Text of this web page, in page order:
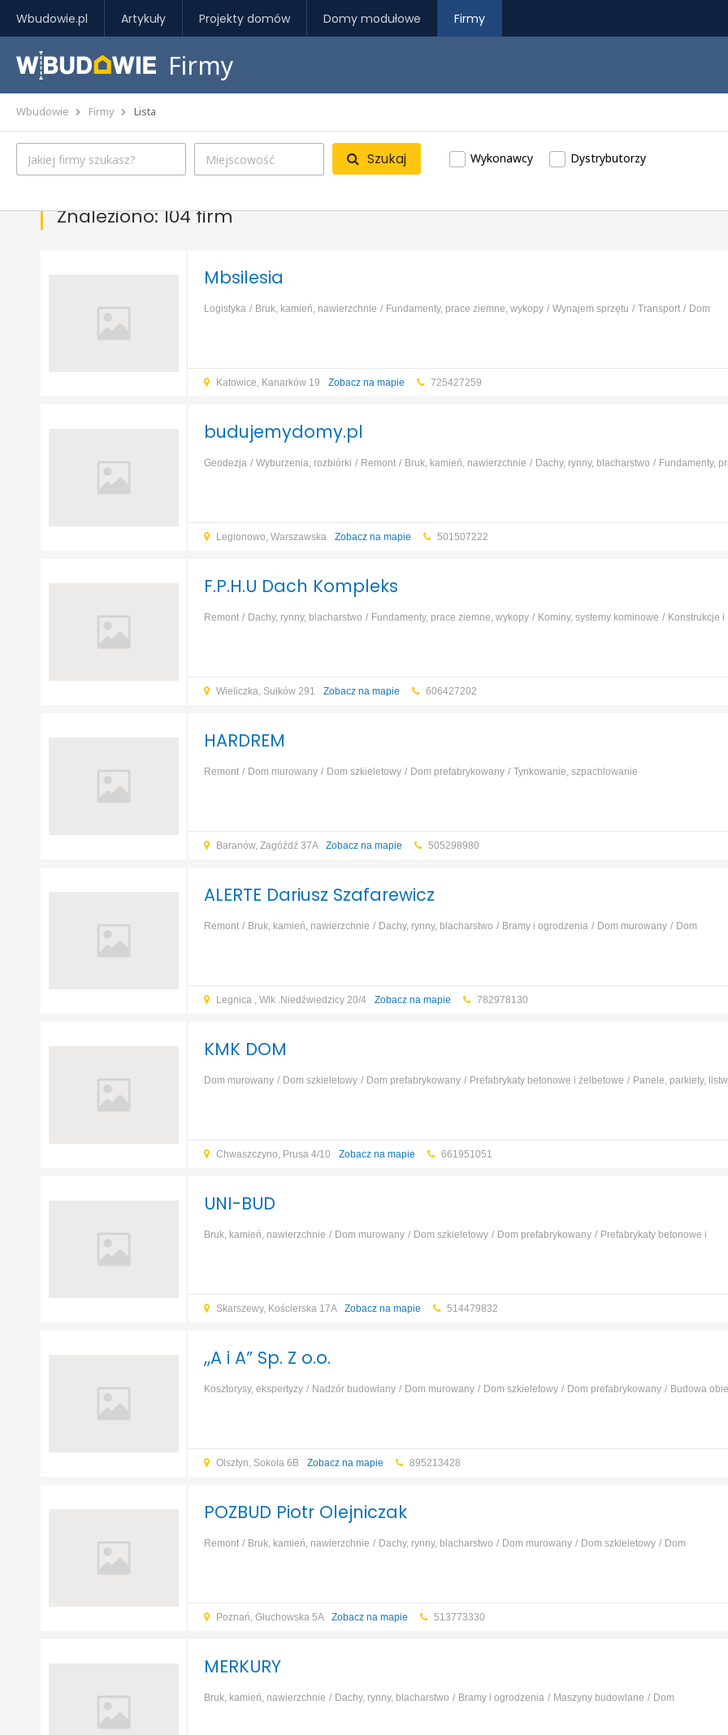
Wbudowie.pl Artykuły Projekty domów Domy modułowe Firmy
Firmy
Wbudowie Firmy Lista
Szukaj Wykonawcy Dystrybutorzy
Znaleziono: 104 firm
Mbsilesia
Logistyka Bruk, kamień, nawierzchnie Fundamenty, prace ziemne, wykopy Wynajem sprzętu Transport
Dom
Katowice, Kanarków 19 Zobacz na mapie 725427259
budujemydomy.pl
Geodezja Wyburzenia, rozbiórki Remont Bruk, kamień, nawierzchnie Dachy, rynny, blacharstwo
Fundamenty,
Legionowo, Warszawska Zobacz na mapie 501507222
F.P.H.U Dach Kompleks
Remont Dachy, rynny, blacharstwo Fundamenty, prace ziemne, wykopy Kominy, systemy kominowe
Konstrukcje i
Wieliczka, Sułków 291 Zobacz na mapie 606427202
HARDREM
Remont Dom murowany Dom szkieletowy Dom prefabrykowany Tynkowanie, szpachlowanie
Baranów, Zagóźdź 37A Zobacz na mapie 505298980
ALERTE Dariusz Szafarewicz
Remont Bruk, kamień, nawierzchnie Dachy, rynny, blacharstwo Bramy i ogrodzenia Dom murowany
Dom
Legnica , Wlk .Niedźwiedzicy 20/4 Zobacz na mapie 782978130
KMK DOM
Dom murowany Dom szkieletowy Dom prefabrykowany Prefabrykaty betonowe i żelbetowe Panele, parkiety,
Chwaszczyno, Prusa 4/10 Zobacz na mapie 661951051
UNI-BUD
Bruk, kamień, nawierzchnie Dom murowany Dom szkieletowy Dom prefabrykowany
Prefabrykaty betonowe i
Skarszewy, Kościerska 17A Zobacz na mapie 514479832
„A i A” Sp. Z o.o.
Kosztorysy, ekspertyzy Nadzór budowlany Dom murowany Dom szkieletowy Dom prefabrykowany
Budowa
Olsztyn, Sokola 6B Zobacz na mapie 895213428
POZBUD Piotr Olejniczak
Remont Bruk, kamień, nawierzchnie Dachy, rynny, blacharstwo Dom murowany Dom szkieletowy
Dom
Poznań, Głuchowska 5A Zobacz na mapie 513773330
MERKURY
Bruk, kamień, nawierzchnie Dachy, rynny, blacharstwo Bramy i ogrodzenia Maszyny budowlane
Dom